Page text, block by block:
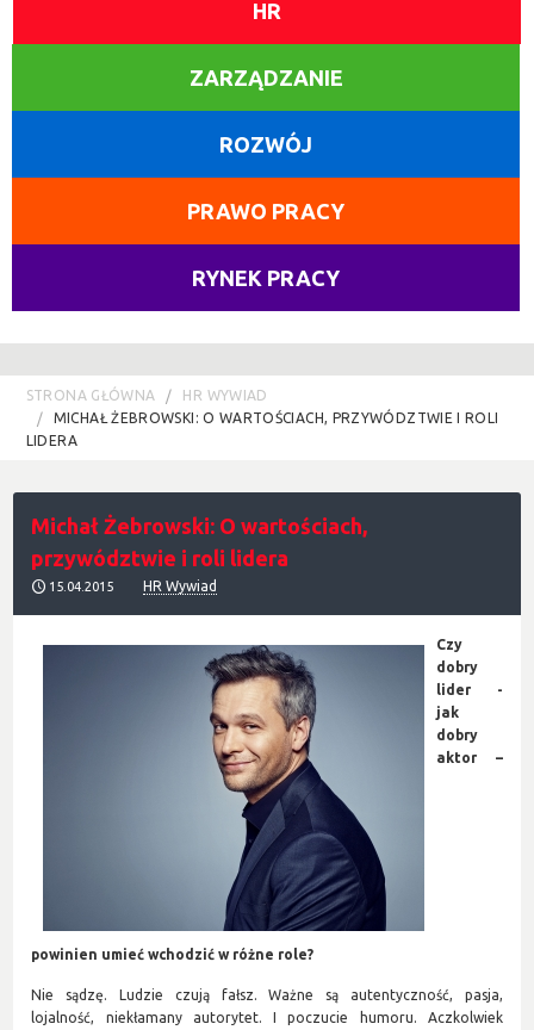
HR
ZARZĄDZANIE
ROZWÓJ
PRAWO PRACY
RYNEK PRACY
STRONA GŁÓWNA
HR WYWIAD
MICHAŁ ŻEBROWSKI: O WARTOŚCIACH, PRZYWÓDZTWIE I ROLI
LIDERA
Michał Żebrowski: O wartościach,
przywództwie i roli lidera
15.04.2015 HR Wywiad
Czy
dobry
lider -
jak
dobry
aktor –
powinien umieć wchodzić w różne role?
Nie sądzę. Ludzie czują fałsz. Ważne są autentyczność, pasja,
lojalność, niekłamany autorytet. I poczucie humoru. Aczkolwiek